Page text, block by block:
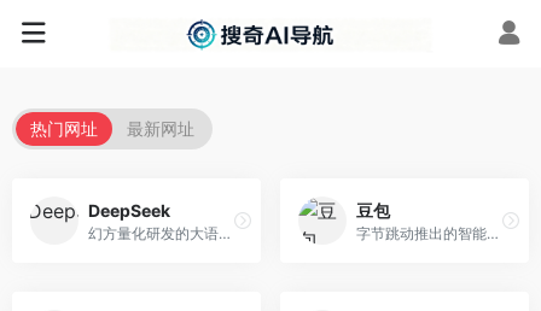
热门网址 最新网址
DeepSeek
幻方量化研发的大语言模型平台，专注于深度推理和代码生成能力。面向开发者、研究人员和技术爱好者，提供强大的逻辑推理和数学计算功能，开源生态完善，API接口友好。
豆包
字节跳动推出的智能对话助手平台，提供文本创作、知识问答、英语学习等多种AI服务。面向普通用户和内容创作者，支持多轮对话和文件解析，免费使用，响应速度快，中文理解能力强。